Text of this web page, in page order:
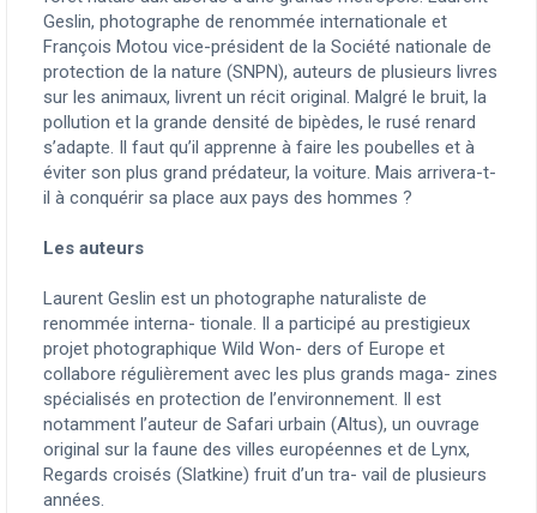
Geslin, photographe de renommée internationale et
François Motou vice-président de la Société nationale de
protection de la nature (SNPN), auteurs de plusieurs livres
sur les animaux, livrent un récit original. Malgré le bruit, la
pollution et la grande densité de bipèdes, le rusé renard
s’adapte. Il faut qu’il apprenne à faire les poubelles et à
éviter son plus grand prédateur, la voiture. Mais arrivera-t-
il à conquérir sa place aux pays des hommes ?
Les auteurs
Laurent Geslin est un photographe naturaliste de
renommée interna- tionale. Il a participé au prestigieux
projet photographique Wild Won- ders of Europe et
collabore régulièrement avec les plus grands maga- zines
spécialisés en protection de l’environnement. Il est
notamment l’auteur de Safari urbain (Altus), un ouvrage
original sur la faune des villes européennes et de Lynx,
Regards croisés (Slatkine) fruit d’un tra- vail de plusieurs
années.